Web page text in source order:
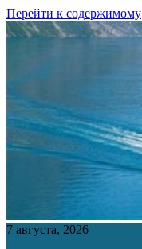
Перейти к содержимому
7 августа, 2026